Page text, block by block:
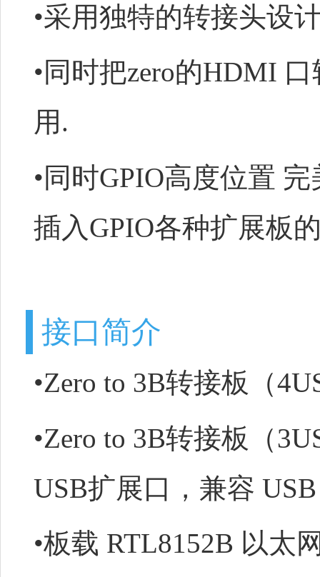
•采用独特的转接头设
•同时把zero的HDMI
用.
•同时GPIO高度位置
插入GPIO各种扩展板
接口简介
•Zero to 3B转接板（
•Zero to 3B转接板（
USB扩展口，兼容
•板载 RTL8152B 以太